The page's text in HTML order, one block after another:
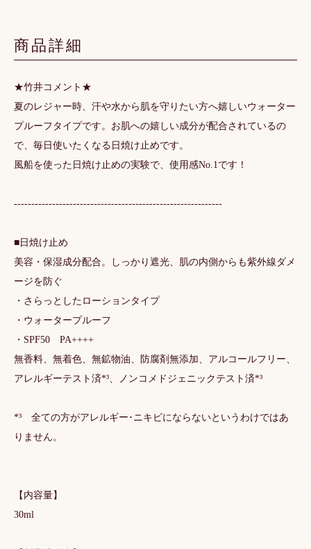
商品詳細
★竹井コメント★
夏のレジャー時、汗や水から肌を守りたい方へ嬉しいウォーター
プルーフタイプです。お肌への嬉しい成分が配合されているの
で、毎日使いたくなる日焼け止めです。
風船を使った日焼け止めの実験で、使用感No.1です！
------------------------------------------------------------
■日焼け止め
美容・保湿成分配合。しっかり遮光、肌の内側からも紫外線ダメ
ージを防ぐ
・さらっとしたローションタイプ
・ウォータープルーフ
・SPF50 PA++++
無香料、無着色、無鉱物油、防腐剤無添加、アルコールフリー、
アレルギーテスト済*³、ノンコメドジェニックテスト済*³
*³ 全ての方がアレルギー･ニキビにならないというわけではあ
りません。
【内容量】
30ml